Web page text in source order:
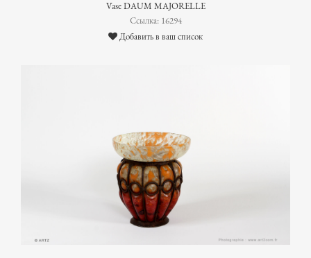
Vase DAUM MAJORELLE
Ссылка: 16294
Добавить в ваш список